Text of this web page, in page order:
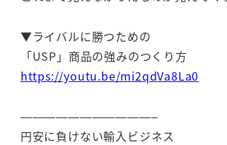
▼ライバルに勝つための
「USP」商品の強みのつくり方
https://youtu.be/mi2qdVa8La0
———————————–
円安に負けない輸入ビジネス